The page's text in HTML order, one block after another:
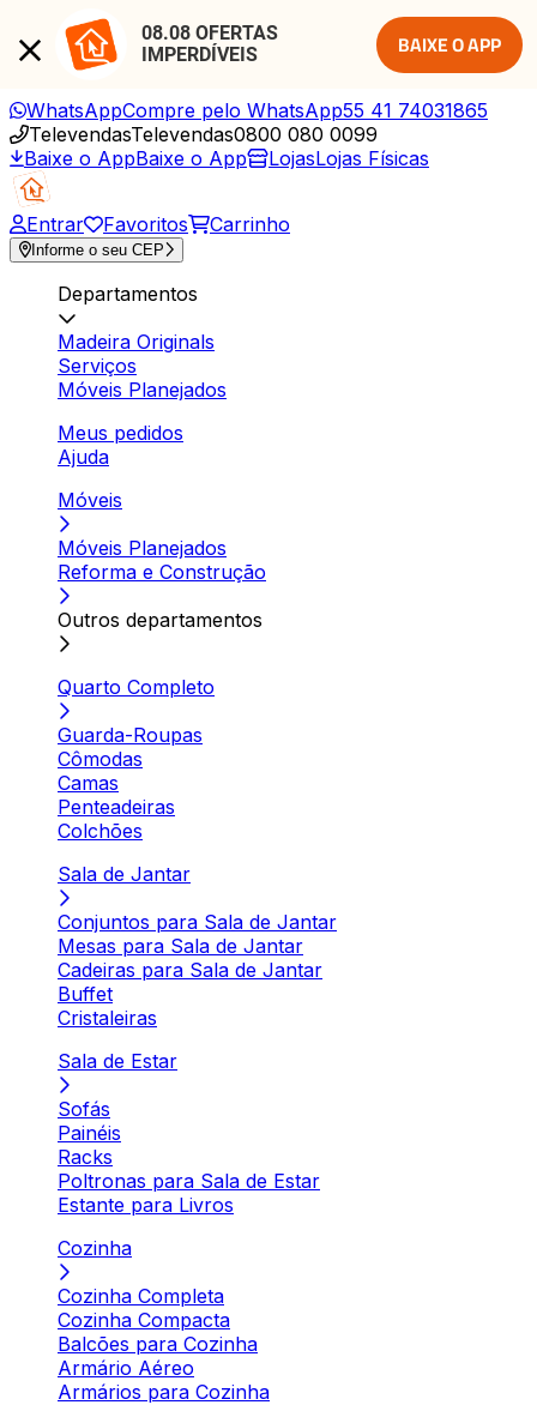
08.08 OFERTAS
IMPERDÍVEIS
BAIXE O APP
WhatsAppCompre pelo WhatsApp55 41 74031865
TelevendasTelevendas0800 080 0099
Baixe o AppBaixe o App LojasLojas Físicas
Entrar Favoritos Carrinho
Informe o seu CEP
Departamentos
Madeira Originals
Serviços
Móveis Planejados
Meus pedidos
Ajuda
Móveis
Móveis Planejados
Reforma e Construção
Outros departamentos
Quarto Completo
Guarda-Roupas
Cômodas
Camas
Penteadeiras
Colchões
Sala de Jantar
Conjuntos para Sala de Jantar
Mesas para Sala de Jantar
Cadeiras para Sala de Jantar
Buffet
Cristaleiras
Sala de Estar
Sofás
Painéis
Racks
Poltronas para Sala de Estar
Estante para Livros
Cozinha
Cozinha Completa
Cozinha Compacta
Balcões para Cozinha
Armário Aéreo
Armários para Cozinha